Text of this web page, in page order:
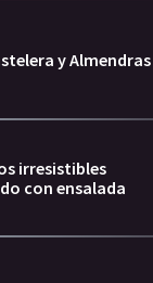
y Almendras
irresistibles
con ensalada